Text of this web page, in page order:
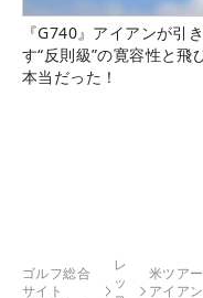
『G740』アイアンが引
す“反則級”の寛容性と飛
本当だった！
ゴルフ総合
サイト
レ
ッ
米ツア
アイア